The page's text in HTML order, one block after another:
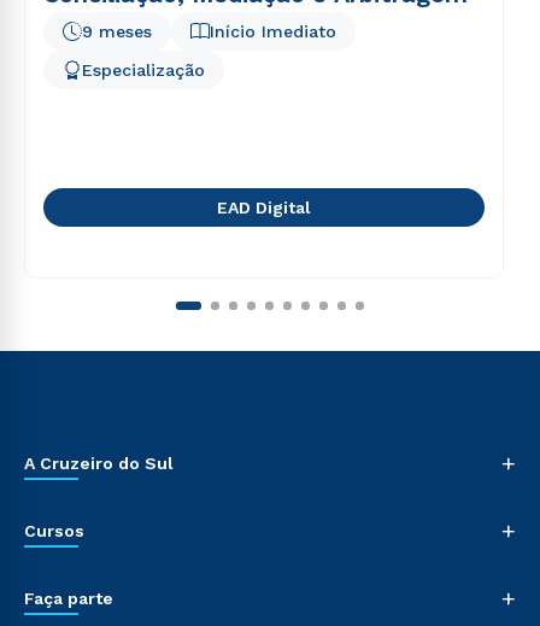
Início Imediato
9 meses
Especialização
EAD Digital
A Cruzeiro do Sul +
Cursos +
Faça parte +